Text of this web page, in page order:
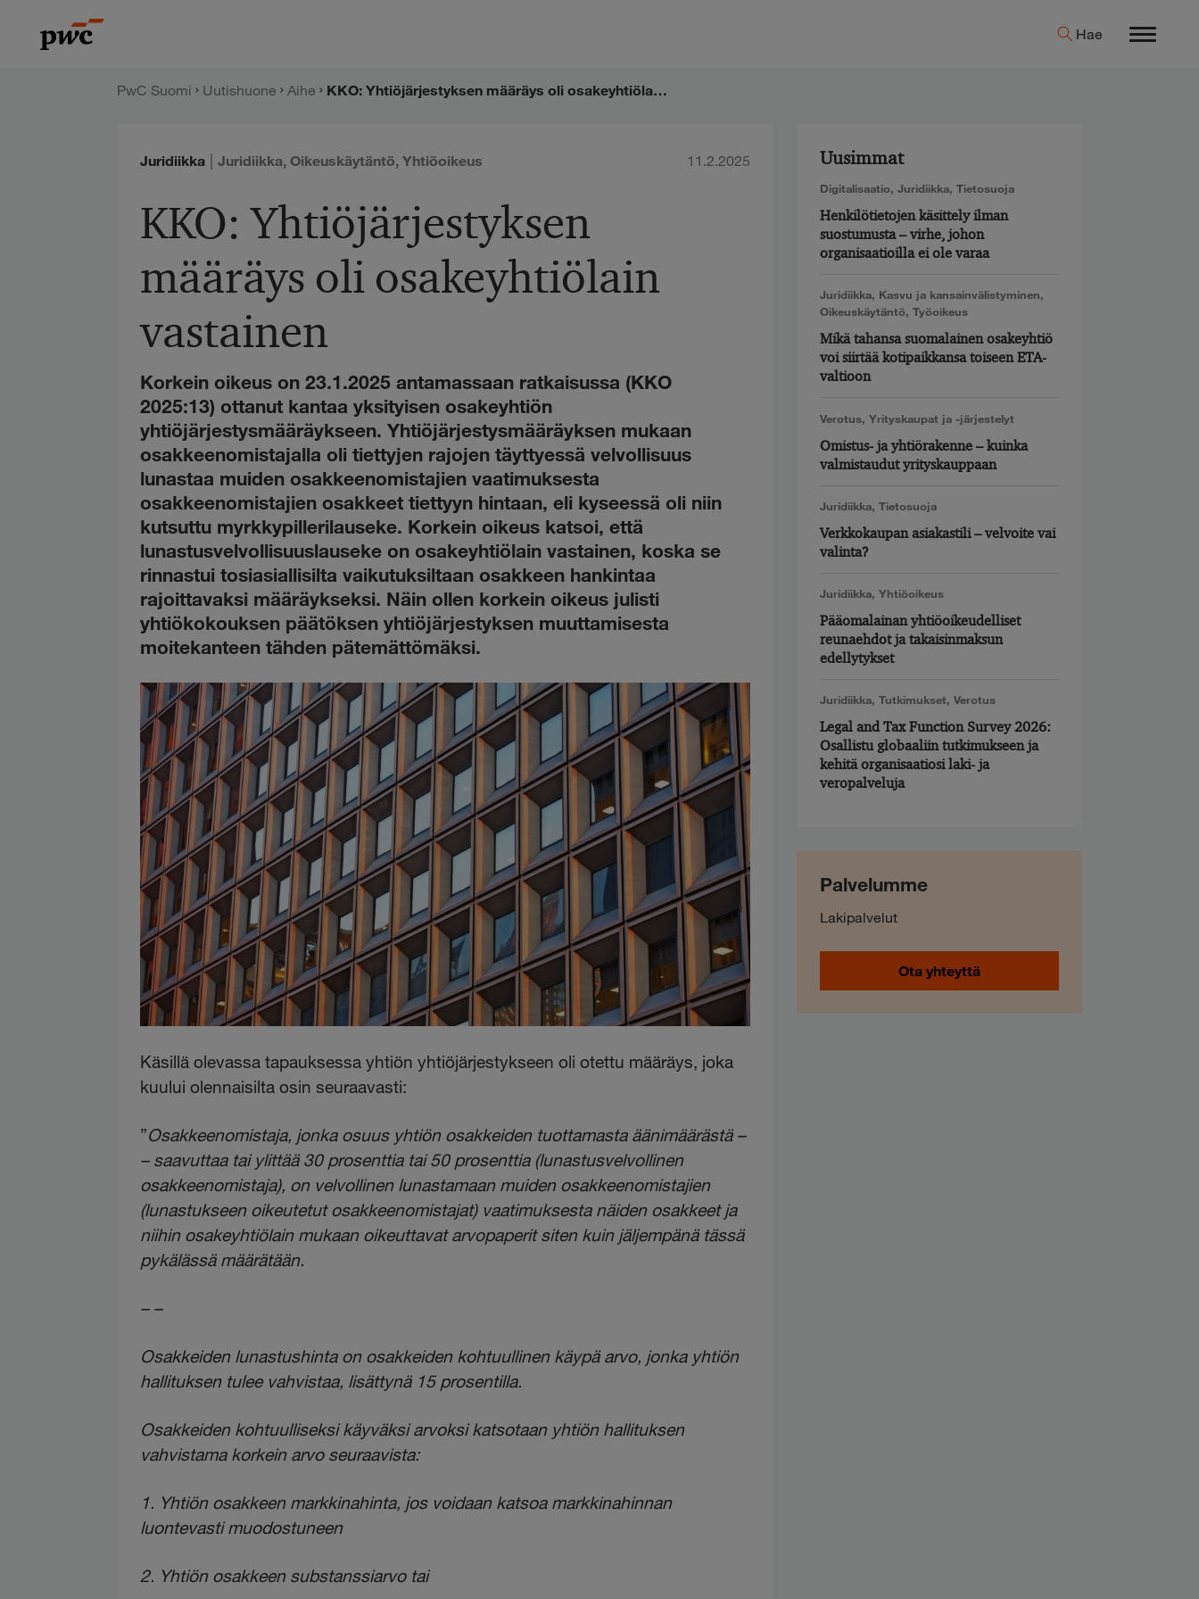
sisältöön
PwC:n
Hae Menu
PwC Suomi Uutishuone Aihe KKO: Yhtiöjärjestyksen määräys oli osakeyhtiölain vastainen
Juridiikka | Juridiikka,Oikeuskäytäntö,Yhtiöoikeus 11.2.2025
KKO: Yhtiöjärjestyksen
määräys oli osakeyhtiölain
vastainen
Korkein oikeus on 23.1.2025 antamassaan ratkaisussa (KKO
2025:13) ottanut kantaa yksityisen osakeyhtiön
yhtiöjärjestysmääräykseen. Yhtiöjärjestysmääräyksen mukaan
osakkeenomistajalla oli tiettyjen rajojen täyttyessä velvollisuus
lunastaa muiden osakkeenomistajien vaatimuksesta
osakkeenomistajien osakkeet tiettyyn hintaan, eli kyseessä oli niin
kutsuttu myrkkypillerilauseke. Korkein oikeus katsoi, että
lunastusvelvollisuuslauseke on osakeyhtiölain vastainen, koska se
rinnastui tosiasiallisilta vaikutuksiltaan osakkeen hankintaa
rajoittavaksi määräykseksi. Näin ollen korkein oikeus julisti
yhtiökokouksen päätöksen yhtiöjärjestyksen muuttamisesta
moitekanteen tähden pätemättömäksi.
Käsillä olevassa tapauksessa yhtiön yhtiöjärjestykseen oli otettu määräys, joka
kuului olennaisilta osin seuraavasti:
”Osakkeenomistaja, jonka osuus yhtiön osakkeiden tuottamasta äänimäärästä –
– saavuttaa tai ylittää 30 prosenttia tai 50 prosenttia (lunastusvelvollinen
osakkeenomistaja), on velvollinen lunastamaan muiden osakkeenomistajien
(lunastukseen oikeutetut osakkeenomistajat) vaatimuksesta näiden osakkeet ja
niihin osakeyhtiölain mukaan oikeuttavat arvopaperit siten kuin jäljempänä tässä
pykälässä määrätään.
– –
Osakkeiden lunastushinta on osakkeiden kohtuullinen käypä arvo, jonka yhtiön
hallituksen tulee vahvistaa, lisättynä 15 prosentilla.
Osakkeiden kohtuulliseksi käyväksi arvoksi katsotaan yhtiön hallituksen
vahvistama korkein arvo seuraavista:
1. Yhtiön osakkeen markkinahinta, jos voidaan katsoa markkinahinnan
luontevasti muodostuneen
2. Yhtiön osakkeen substanssiarvo tai
Uusimmat
Digitalisaatio,Juridiikka,Tietosuoja
Henkilötietojen käsittely ilman
suostumusta – virhe, johon
organisaatioilla ei ole varaa
Juridiikka, Kasvu ja kansainvälistyminen,
Oikeuskäytäntö,Työoikeus
Mikä tahansa suomalainen osakeyhtiö
voi siirtää kotipaikkansa toiseen ETA-
valtioon
Verotus,Yrityskaupat ja -järjestelyt
Omistus- ja yhtiörakenne – kuinka
valmistaudut yrityskauppaan
Juridiikka,Tietosuoja
Verkkokaupan asiakastili – velvoite vai
valinta?
Juridiikka,Yhtiöoikeus
Pääomalainan yhtiöoikeudelliset
reunaehdot ja takaisinmaksun
edellytykset
Juridiikka,Tutkimukset,Verotus
Legal and Tax Function Survey 2026:
Osallistu globaaliin tutkimukseen ja
kehitä organisaatiosi laki- ja
veropalveluja
Palvelumme
Lakipalvelut
Ota yhteyttä